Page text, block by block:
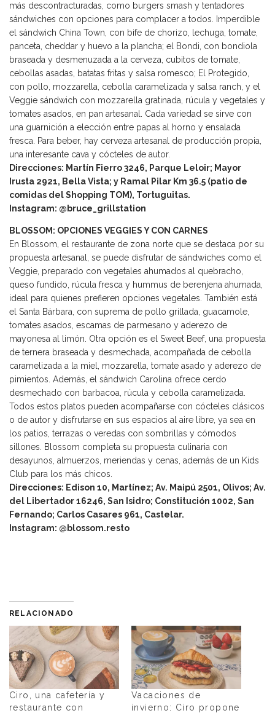
más descontracturadas, como burgers smash y tentadores
sándwiches con opciones para complacer a todos. Imperdible
el sándwich China Town, con bife de chorizo, lechuga, tomate,
panceta, cheddar y huevo a la plancha; el Bondi, con bondiola
braseada y desmenuzada a la cerveza, cubitos de tomate,
cebollas asadas, batatas fritas y salsa romesco; El Protegido,
con pollo, mozzarella, cebolla caramelizada y salsa ranch, y el
Veggie sándwich con mozzarella gratinada, rúcula y vegetales y
tomates asados, en pan artesanal. Cada variedad se sirve con
una guarnición a elección entre papas al horno y ensalada
fresca. Para beber, hay cerveza artesanal de producción propia,
una interesante cava y cócteles de autor.
Direcciones: Martín Fierro 3246, Parque Leloir; Mayor
Irusta 2921, Bella Vista; y Ramal Pilar Km 36.5 (patio de
comidas del Shopping TOM), Tortuguitas.
Instagram: @bruce_grillstation
BLOSSOM: OPCIONES VEGGIES Y CON CARNES
En Blossom, el restaurante de zona norte que se destaca por su
propuesta artesanal, se puede disfrutar de sándwiches como el
Veggie, preparado con vegetales ahumados al quebracho,
queso fundido, rúcula fresca y hummus de berenjena ahumada,
ideal para quienes prefieren opciones vegetales. También está
el Santa Bárbara, con suprema de pollo grillada, guacamole,
tomates asados, escamas de parmesano y aderezo de
mayonesa al limón. Otra opción es el Sweet Beef, una propuesta
de ternera braseada y desmechada, acompañada de cebolla
caramelizada a la miel, mozzarella, tomate asado y aderezo de
pimientos. Además, el sándwich Carolina ofrece cerdo
desmechado con barbacoa, rúcula y cebolla caramelizada.
Todos estos platos pueden acompañarse con cócteles clásicos
o de autor y disfrutarse en sus espacios al aire libre, ya sea en
los patios, terrazas o veredas con sombrillas y cómodos
sillones. Blossom completa su propuesta culinaria con
desayunos, almuerzos, meriendas y cenas, además de un Kids
Club para los más chicos.
Direcciones: Edison 10, Martínez; Av. Maipú 2501, Olivos; Av.
del Libertador 16246, San Isidro; Constitución 1002, San
Fernando; Carlos Casares 961, Castelar.
Instagram: @blossom.resto
RELACIONADO
Ciro, una cafetería y
restaurante con
Vacaciones de
invierno: Ciro propone